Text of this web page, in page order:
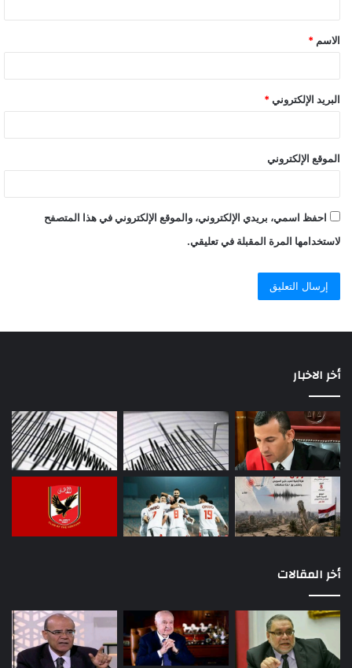
الاسم *
البريد الإلكتروني *
الموقع الإلكتروني
احفظ اسمي، بريدي الإلكتروني، والموقع الإلكتروني في هذا المتصفح
لاستخدامها المرة المقبلة في تعليقي.
أخر الاخبار
أخر المقالات